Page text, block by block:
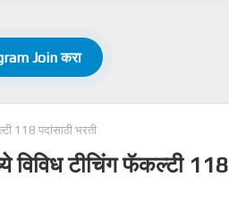
Join करा
118 पदांसाठी भरती
विविध टीचिंग फॅकल्टी 118